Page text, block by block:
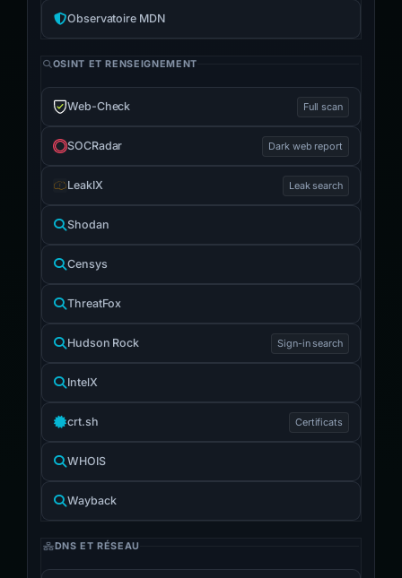
Observatoire MDN
OSINT ET RENSEIGNEMENT
Web-Check Full scan
SOCRadar Dark web report
LeakIX Leak search
Shodan
Censys
ThreatFox
Hudson Rock Sign-in search
IntelX
crt.sh Certificats
WHOIS
Wayback
DNS ET RÉSEAU